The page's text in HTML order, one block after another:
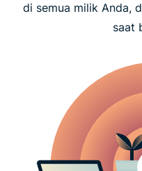
di semua milik Anda,
saat